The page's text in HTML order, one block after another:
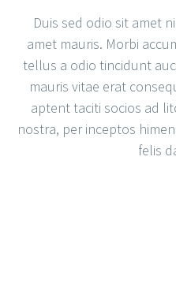
Duis sed odio sit amet
amet mauris. Morbi
tellus a odio tincidunt
mauris vitae erat
aptent taciti socios ad
nostra, per inceptos
felis